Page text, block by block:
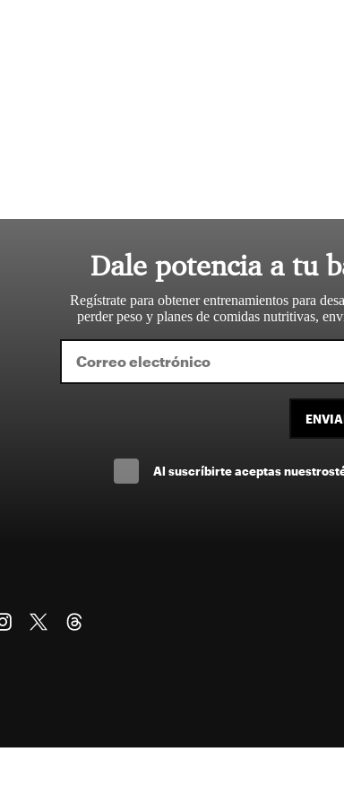
Dale potencia a tu
Regístrate para obtener entrenamientos para
perder peso y planes de comidas nutritivas,
Al suscríbirte aceptas nuestros